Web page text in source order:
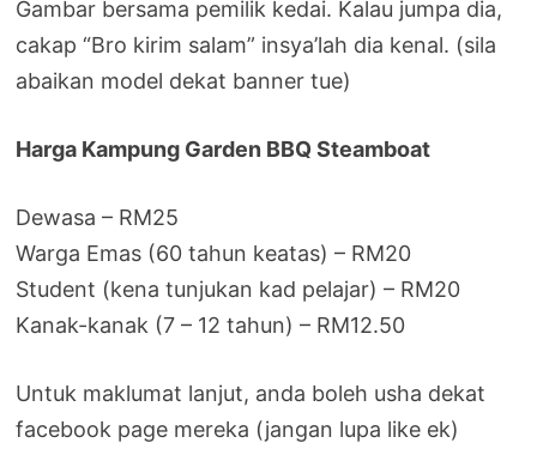
Gambar bersama pemilik kedai. Kalau jumpa dia,
cakap “Bro kirim salam” insya’lah dia kenal. (sila
abaikan model dekat banner tue)
Harga Kampung Garden BBQ Steamboat
Dewasa – RM25
Warga Emas (60 tahun keatas) – RM20
Student (kena tunjukan kad pelajar) – RM20
Kanak-kanak (7 – 12 tahun) – RM12.50
Untuk maklumat lanjut, anda boleh usha dekat
facebook page mereka (jangan lupa like ek)